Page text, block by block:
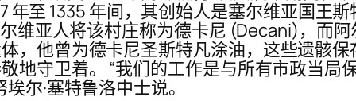
年至 1335 年间，其创始人是塞尔维亚国王
维亚人将该村庄称为德卡尼 (Decani)，而阿
，他曾为德卡尼圣斯特凡涂油，这些遗骸
地守卫着。 “我们的工作是与所有市政当局
尔·塞特鲁洛中士说。